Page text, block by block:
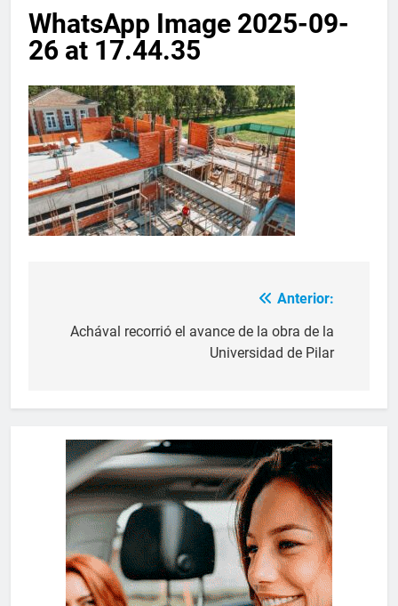
WhatsApp Image 2025-09-
26 at 17.44.35
Anterior:
Achával recorrió el avance de la obra de la
Universidad de Pilar